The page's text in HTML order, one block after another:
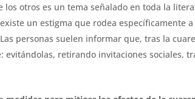
los otros es un tema señalado en toda la
un estigma que rodea específicamente
personas suelen informar que, tras la
evitándolas, retirando invitaciones sociales,